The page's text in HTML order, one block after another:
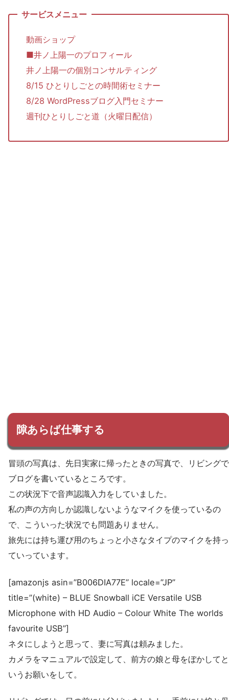
動画ショップ
■井ノ上陽一のプロフィール
井ノ上陽一の個別コンサルティング
8/15 ひとりしごとの時間術セミナー
8/28 WordPressブログ入門セミナー
週刊ひとりしごと道（火曜日配信）
隙あらば仕事する
冒頭の写真は、先日実家に帰ったときの写真で、リビングで
ブログを書いているところです。
この状況下で音声認識入力をしていました。
私の声の方向しか認識しないようなマイクを使っているの
で、こういった状況でも問題ありません。
旅先には持ち運び用のちょっと小さなタイプのマイクを持っ
ていっています。
[amazonjs asin=”B006DIA77E” locale=”JP”
title=”(white) – BLUE Snowball iCE Versatile USB
Microphone with HD Audio – Colour White The worlds
favourite USB”]
ネタにしようと思って、妻に写真は頼みました。
カメラをマニュアルで設定して、前方の娘と母をぼかしてと
いうお願いをして。